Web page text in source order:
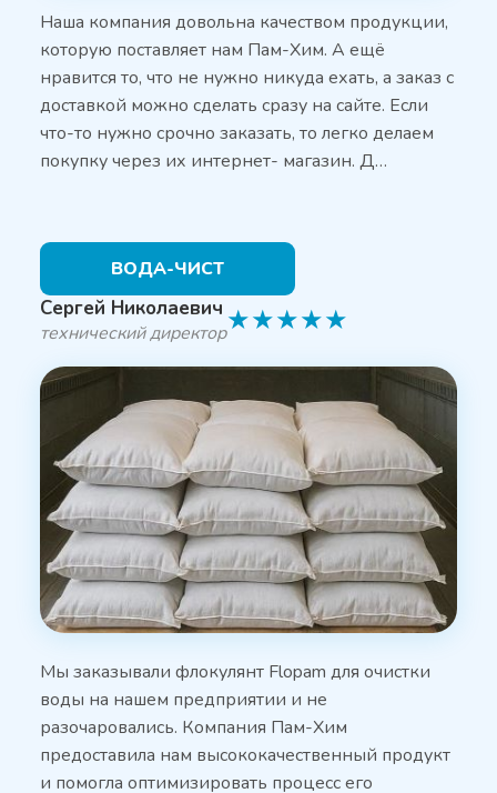
Наша компания довольна качеством продукции,
которую поставляет нам Пам-Хим. А ещё
нравится то, что не нужно никуда ехать, а заказ с
доставкой можно сделать сразу на сайте. Если
что-то нужно срочно заказать, то легко делаем
покупку через их интернет- магазин. Д…
ВОДА-ЧИСТ
Сергей Николаевич
технический директор★★★★★
Мы заказывали флокулянт Flopam для очистки
воды на нашем предприятии и не
разочаровались. Компания Пам-Хим
предоставила нам высококачественный продукт
и помогла оптимизировать процесс его